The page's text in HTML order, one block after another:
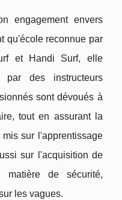
engagement envers
qu'école reconnue par
et Handi Surf, elle
par des instructeurs
sont dévoués à
tout en assurant la
sur l'apprentissage
sur l'acquisition de
matière de sécurité,
les vagues.